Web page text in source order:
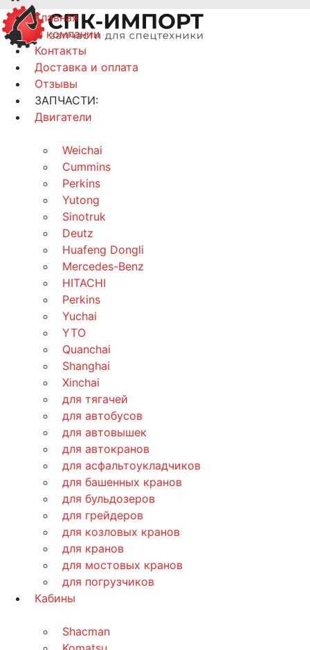
Главная
О компании
Контакты
Доставка и оплата
Отзывы
ЗАПЧАСТИ:
Двигатели
Weichai
Cummins
Perkins
Yutong
Sinotruk
Deutz
Huafeng Dongli
Mercedes-Benz
HITACHI
Perkins
Yuchai
YTO
Quanchai
Shanghai
Xinchai
для тягачей
для автобусов
для автовышек
для автокранов
для асфальтоукладчиков
для башенных кранов
для бульдозеров
для грейдеров
для козловых кранов
для кранов
для мостовых кранов
для погрузчиков
Кабины
Shacman